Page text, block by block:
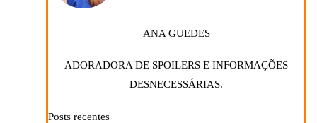
ANA GUEDES
ADORADORA DE SPOILERS E INFORMAÇÕES
DESNECESSÁRIAS.
Posts recentes